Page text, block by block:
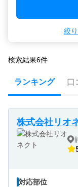
絞
検索結果6件
ランキング 口
株式会社リオ
対応部位